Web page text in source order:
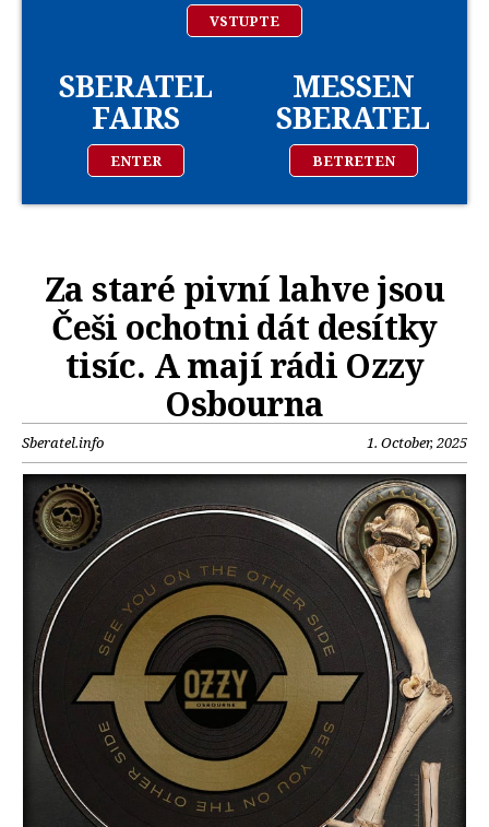
VSTUPTE
SBERATEL
FAIRS
ENTER
MESSEN
SBERATEL
BETRETEN
Za staré pivní lahve jsou
Češi ochotni dát desítky
tisíc. A mají rádi Ozzy
Osbourna
Sberatel.info 1. October, 2025